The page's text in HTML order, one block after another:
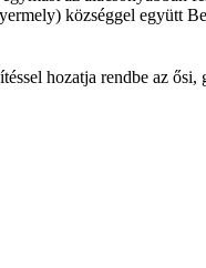
községgel együtt
hozatja rendbe az